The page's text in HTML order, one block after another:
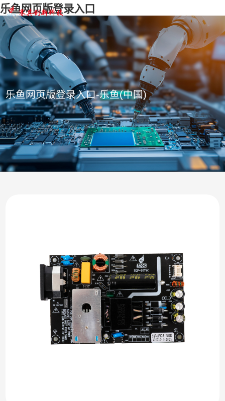
乐鱼网页版登录入口
乐鱼网页版登录入口-乐鱼(中国)